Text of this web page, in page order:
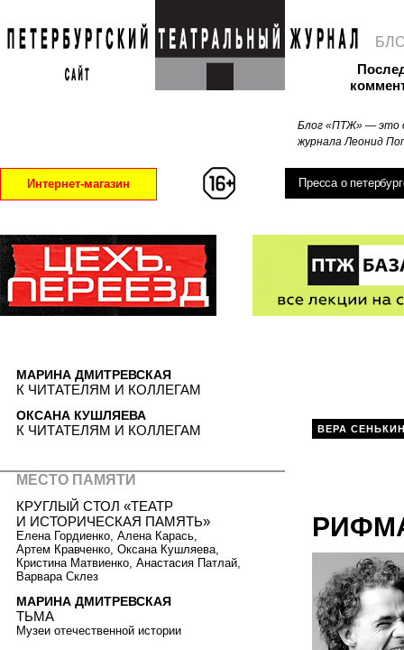
Блог «ПТЖ» — это
журнала Леонид
Интернет-магазин Пресса о
ВЕРА
МАРИНА ДМИТРЕВСКАЯ
К ЧИТАТЕЛЯМ И КОЛЛЕГАМ
ОКСАНА КУШЛЯЕВА
К ЧИТАТЕЛЯМ И КОЛЛЕГАМ
МЕСТО ПАМЯТИ
КРУГЛЫЙ СТОЛ «ТЕАТР
И ИСТОРИЧЕСКАЯ ПАМЯТЬ»
Елена Гордиенко, Алена Карась,
Артем Кравченко, Оксана Кушляева,
Кристина Матвиенко, Анастасия Патлай,
Варвара Склез
МАРИНА ДМИТРЕВСКАЯ
ТЬМА
Музеи отечественной истории